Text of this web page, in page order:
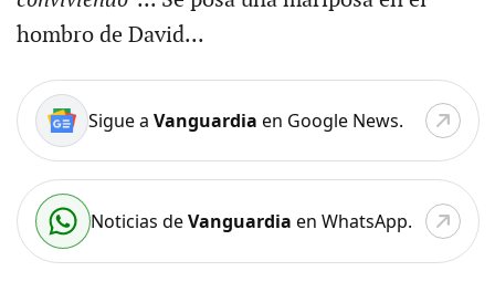
hombro de David...
Sigue a Vanguardia en Google News.
Noticias deVanguardia en WhatsApp.